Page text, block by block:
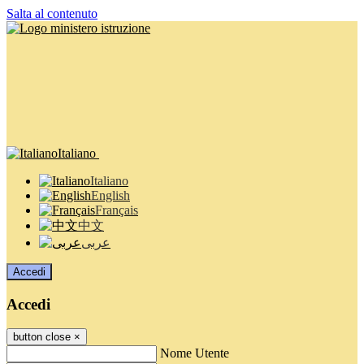
Salta al contenuto
Italiano
Italiano
English
Français
中文
عربى
Accedi
Accedi
button close ×
Nome Utente